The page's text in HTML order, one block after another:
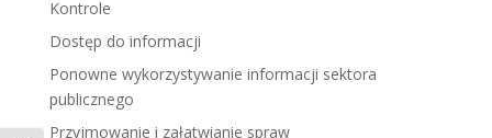
Kontrole
Dostęp do informacji
Ponowne wykorzystywanie informacji sektora
publicznego
Przyjmowanie i załatwianie spraw